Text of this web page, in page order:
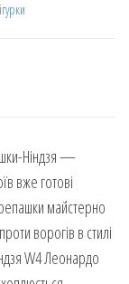
Ніндзя —
вже готові
майстерно
ворогів в стилі
W4 Леонардо